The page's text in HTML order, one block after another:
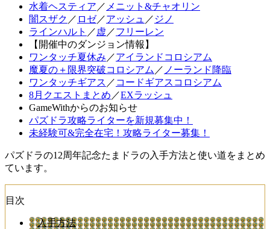
水着ヘスティア ／ メニット&チャオリン
闇スザク ／ ロゼ／アッシュ ／ ジノ
ラインハルト ／ 虚 ／フリーレン
【開催中のダンジョン情報】
ワンタッチ夏休み ／アイランドコロシアム
魔夏の＋限界突破コロシアム ／ ノーランド降臨
ワンタッチギアス ／ コードギアスコロシアム
8月クエストまとめ ／EXラッシュ
GameWithからのお知らせ
パズドラ攻略ライターを新規募集中！
未経験可&完全在宅！攻略ライター募集！
パズドラの12周年記念たまドラの入手方法と使い道をまとめ
ています。
目次
入手方法